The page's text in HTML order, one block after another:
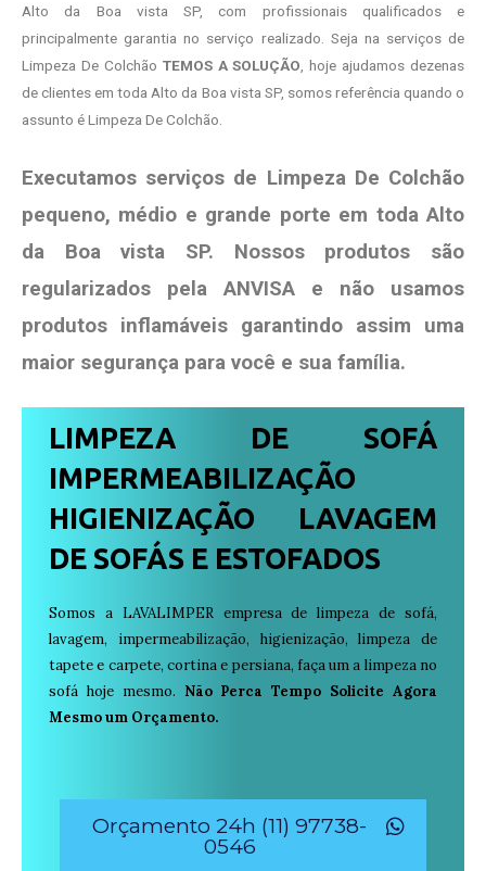
Alto da Boa vista SP, com profissionais qualificados e
principalmente garantia no serviço realizado. Seja na serviços de
Limpeza De Colchão TEMOS A SOLUÇÃO , hoje ajudamos dezenas
de clientes em toda Alto da Boa vista SP, somos referência quando o
assunto é Limpeza De Colchão.
Executamos serviços de Limpeza De Colchão
pequeno, médio e grande porte em toda Alto
da Boa vista SP. Nossos produtos são
regularizados pela ANVISA e não usamos
produtos inflamáveis garantindo assim uma
maior segurança para você e sua família.
LIMPEZA DE SOFÁ
IMPERMEABILIZAÇÃO
HIGIENIZAÇÃO LAVAGEM
DE SOFÁS E ESTOFADOS
Somos a LAVALIMPER empresa de limpeza de sofá,
lavagem, impermeabilização, higienização, limpeza de
tapete e carpete, cortina e persiana, faça um a limpeza no
sofá hoje mesmo. Não Perca Tempo Solicite Agora
Mesmo um Orçamento.
Orçamento 24h (11) 97738-
0546